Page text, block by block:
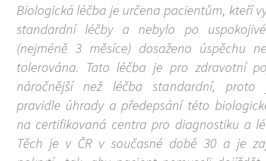
Biologická léčba je určena pacientům, kteří
standardní léčby a nebylo po
(nejméně 3 měsíce) dosaženo úspěchu
tolerována. Tato léčba je pro zdravotní
náročnější než léčba standardní, proto
pravidle úhrady a předepsání této
na certifikovaná centra pro diagnostiku a
Těch je v ČR v současné době 30 a je